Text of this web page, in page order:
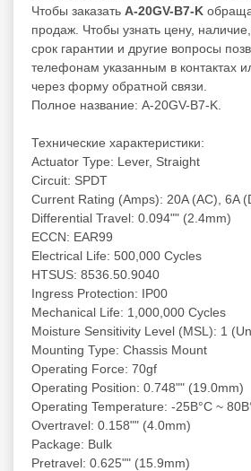
Чтобы заказать A-20GV-B7-K
продаж. Чтобы узнать цену, наличие,
срок гарантии и другие вопросы
телефонам указанным в контактах
через форму обратной связи.
Полное название: A-20GV-B7-K.
Технические характеристики:
Actuator Type: Lever, Straight
Circuit: SPDT
Current Rating (Amps): 20A (AC), 6A
Differential Travel: 0.094"" (2.4mm)
ECCN: EAR99
Electrical Life: 500,000 Cycles
HTSUS: 8536.50.9040
Ingress Protection: IP00
Mechanical Life: 1,000,000 Cycles
Moisture Sensitivity Level (MSL): 1
Mounting Type: Chassis Mount
Operating Force: 70gf
Operating Position: 0.748"" (19.0mm)
Operating Temperature: -25В°C ~
Overtravel: 0.158"" (4.0mm)
Package: Bulk
Pretravel: 0.625"" (15.9mm)